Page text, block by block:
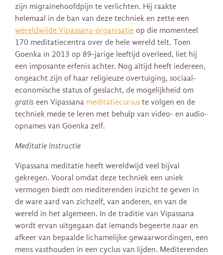
zijn migrainehoofdpijn te verlichten. Hij raakte
helemaal in de ban van deze techniek en zette een
wereldwijde Vipassana-organisatie op die momenteel
170 meditatiecentra over de hele wereld telt. Toen
Goenka in 2013 op 89-jarige leeftijd overleed, liet hij
een imposante erfenis achter. Nog altijd heeft iedereen,
ongeacht zijn of haar religieuze overtuiging, sociaal-
economische status of geslacht, de mogelijkheid om
gratis een Vipassana meditatiecursus te volgen en de
techniek mede te leren met behulp van video- en audio-
opnames van Goenka zelf.
Meditatie instructie
Vipassana meditatie heeft wereldwijd veel bijval
gekregen. Vooral omdat deze techniek een uniek
vermogen biedt om mediterenden inzicht te geven in
de ware aard van zichzelf, van anderen, en van de
wereld in het algemeen. In de traditie van Vipassana
wordt ervan uitgegaan dat iemands begeerte naar en
afkeer van bepaalde lichamelijke gewaarwordingen, een
mens vasthouden in een cyclus van lijden. Mediterenden